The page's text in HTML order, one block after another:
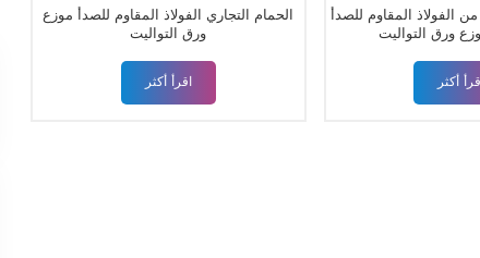
الحمام التجاري الفولاذ المقاوم للصدأ موزع
ورق التواليت
اقرأ أكثر
الفولاذ المقاوم للصدأ
ورق التواليت
أكثر